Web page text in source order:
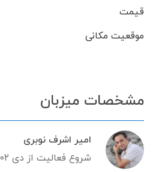
قیمت
موقعیت مکانی
مشخصات میزبان
امیر اشرف نوبری
شروع فعالیت از دی ۰۲